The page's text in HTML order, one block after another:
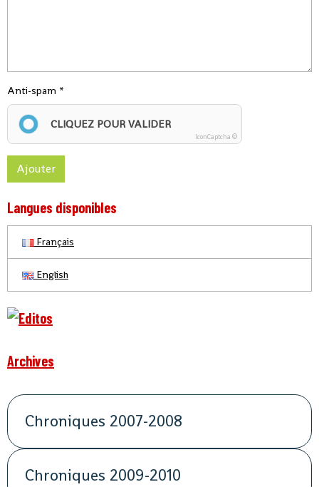
Anti-spam
CLIQUEZ POUR VALIDER
IconCaptcha ©
Ajouter
Langues disponibles
Français
English
Archives
Chroniques 2007-2008
Chroniques 2009-2010